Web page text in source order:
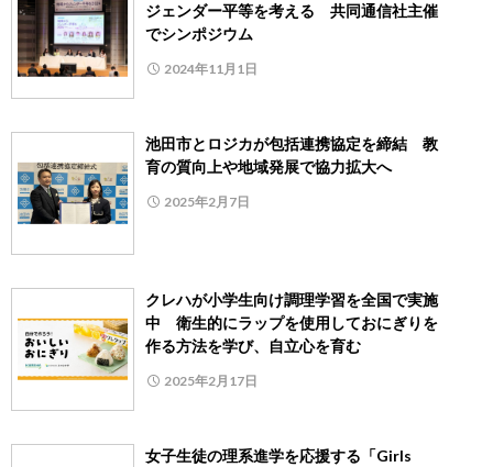
ジェンダー平等を考える 共同通信社主催
でシンポジウム
2024年11月1日
池田市とロジカが包括連携協定を締結 教
育の質向上や地域発展で協力拡大へ
2025年2月7日
クレハが小学生向け調理学習を全国で実施
中 衛生的にラップを使用しておにぎりを
作る方法を学び、自立心を育む
2025年2月17日
女子生徒の理系進学を応援する「Girls